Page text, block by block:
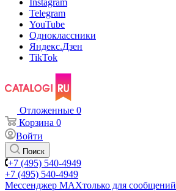
Instagram
Telegram
YouTube
Одноклассники
Яндекс.Дзен
TikTok
Отложенные 0
Корзина 0
Войти
Поиск
+7 (495) 540-4949
+7 (495) 540-4949
Мессенджер МАХтолько для сообщений